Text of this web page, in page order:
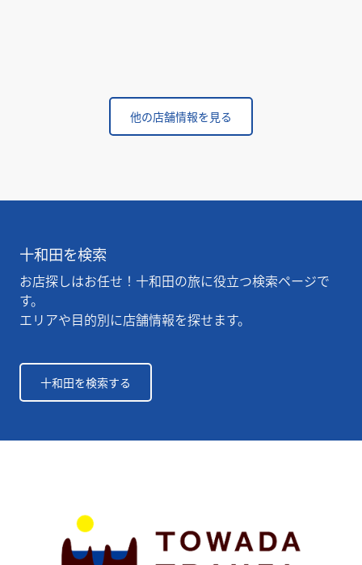
他の店舗情報を見る
十和田を検索
お店探しはお任せ！十和田の旅に役立つ検索ページで
す。
エリアや目的別に店舗情報を探せます。
十和田を検索する